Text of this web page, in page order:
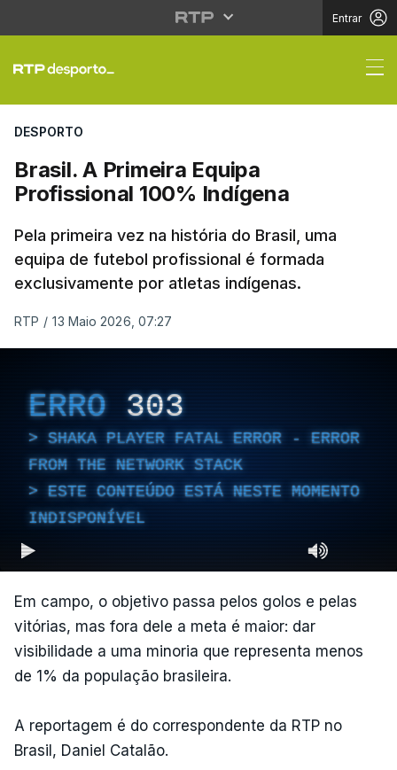
Entrar
Brasil. A Primeira
DESPORTO
Brasil. A Primeira Equipa
Profissional 100% Indígena
Pela primeira vez na história do Brasil, uma
equipa de futebol profissional é formada
exclusivamente por atletas indígenas.
RTP / 13 Maio 2026, 07:27
ERRO 303
SHAKA PLAYER FATAL ERROR - ERROR
FROM THE NETWORK STACK
ESTE CONTEÚDO ESTÁ NESTE MOMENTO
INDISPONÍVEL
Em campo, o objetivo passa pelos golos e pelas
vitórias, mas fora dele a meta é maior: dar
visibilidade a uma minoria que representa menos
de 1% da população brasileira.
A reportagem é do correspondente da RTP no
Brasil, Daniel Catalão.